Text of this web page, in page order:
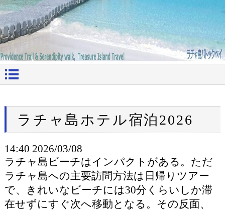
ラチャ島ホテル宿泊2026
14:40 2026/03/08
ラチャ島ビーチはインパクトがある。ただ
ラチャ島への主要訪問方法は日帰りツアー
で、きれいなビーチには30分くらいしか滞
在せずにすぐ次へ移動となる。その反面、